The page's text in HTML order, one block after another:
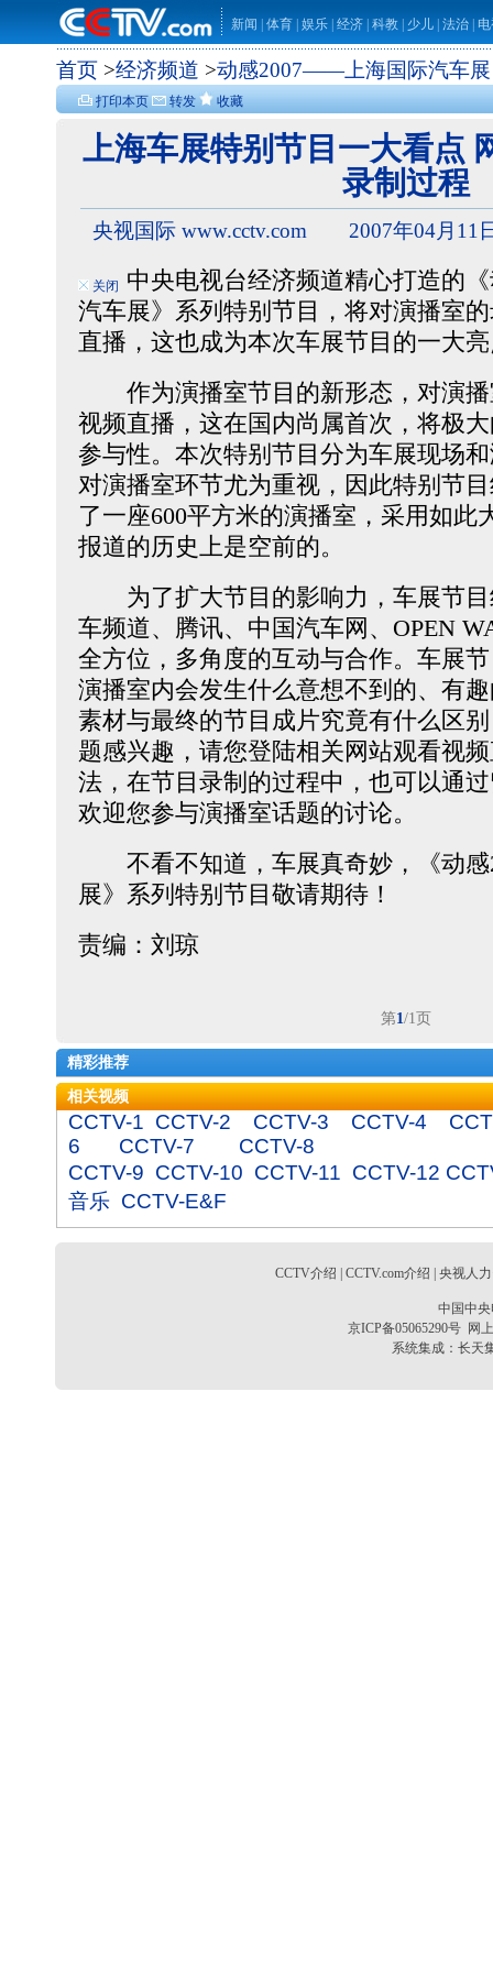
新闻 体育 娱乐 经济 科教 少儿 法治
首页 >经济频道 >动感2007――上海国际汽车展
打印本页 转发 收藏
关闭
上海车展特别节目一大看点
录制过程
央视国际 www.cctv.com 2007年04月11
中央电视台经济频道精心打造的《
汽车展》系列特别节目，将对演播室
直播，这也成为本次车展节目的一大
作为演播室节目的新形态，对演播
视频直播，这在国内尚属首次，将极
参与性。本次特别节目分为车展现场
对演播室环节尤为重视，因此特别节
了一座600平方米的演播室，采用如此
报道的历史上是空前的。
为了扩大节目的影响力，车展节目
车频道、腾讯、中国汽车网、OPEN
全方位，多角度的互动与合作。车展
演播室内会发生什么意想不到的、有
素材与最终的节目成片究竟有什么区
题感兴趣，请您登陆相关网站观看视
法，在节目录制的过程中，也可以通
欢迎您参与演播室话题的讨论。
不看不知道，车展真奇妙，《动
展》系列特别节目敬请期待！
责编：刘琼
第1/1页
精彩推荐
相关视频
CCTV-1 CCTV-2 CCTV-3 CCTV-4
6
CCTV-7
CCTV-8
CCTV-9 CCTV-10 CCTV-11 CCTV-12
音乐 CCTV-E&F
CCTV介绍 CCTV.com介绍 央视人
中国中
京ICP备05065290号 网
系统集成： 长天